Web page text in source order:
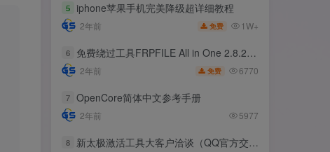
5 iphone苹果手机完美降级超详细教程
2年前 免费 1W+
6 免费绕过工具FRPFILE All in One 2.8.2，支持iOS 12.5.3~14.8
2年前 免费 6770
7 OpenCore简体中文参考手册
2年前 5977
8 新太极激活工具大客户洽谈（QQ官方交流群：523943346）
5 iphone苹果手机完美降级超详细教程
2年前 免费 1W+
6 免费绕过工具FRPFILE All in One 2.8.2，支持iOS 12.5.3~14.8
2年前 免费 6770
7 OpenCore简体中文参考手册
2年前 5977
8 新太极激活工具大客户洽谈（QQ官方交流群：523943346）